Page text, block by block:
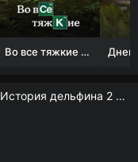
Во все тяжкие 1-5 сезон
История дельфина 2 смотреть онлайн бесплатно